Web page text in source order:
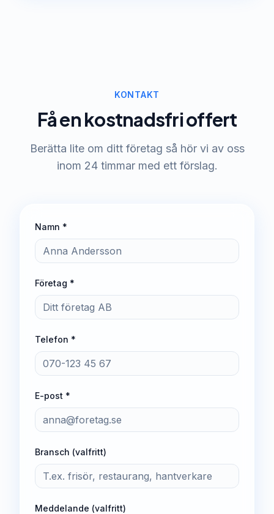
KONTAKT
Få en kostnadsfri offert
Berätta lite om ditt företag så hör vi av oss
inom 24 timmar med ett förslag.
Namn *
Företag *
Telefon *
E-post *
Bransch (valfritt)
Meddelande (valfritt)